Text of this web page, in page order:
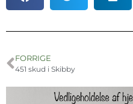
FORRIGE
451 skud i Skibby